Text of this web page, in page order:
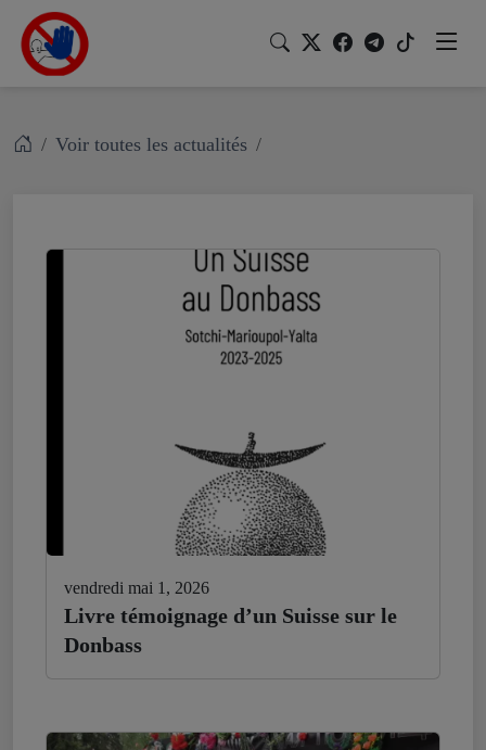
Voir toutes les actualités
vendredi mai 1, 2026
Livre témoignage d’un Suisse sur le
Donbass